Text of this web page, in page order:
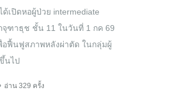
เปิดหอผู้ป่วย intermediate
จุฑาธุช ชั้น 11 ในวันที่ 1 กค 69
อฟื้นฟูสภาพหลังผ่าตัด ในกลุ่มผู้
นไป
อ่าน 329 ครั้ง